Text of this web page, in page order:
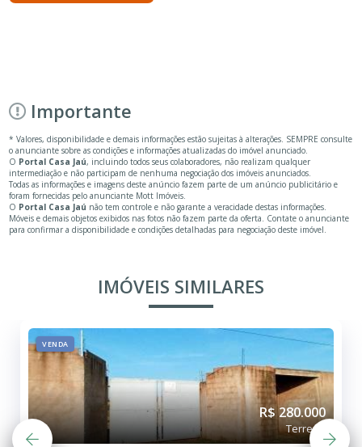
Importante
* Valores, disponibilidade e demais informações estão sujeitas à alterações. SEMPRE consulte
o anunciante sobre as condições e informações atualizadas do imóvel anunciado.
O Portal Casa Jaú, incluindo todos seus colaboradores, não realizam qualquer
intermediação e não participam de nenhuma negociação dos imóveis anunciados.
Todas as informações e imagens deste anúncio fazem parte de um anúncio publicitário e
foram fornecidas pelo anunciante Mott Imóveis.
O Portal Casa Jaú não tem controle e não garante a veracidade destas informações.
Móveis e demais objetos exibidos nas fotos não fazem parte da oferta. Contate o anunciante
para confirmar a disponibilidade e condições detalhadas para negociação deste imóvel.
IMÓVEIS SIMILARES
VENDA
R$ 280.000
Terreno